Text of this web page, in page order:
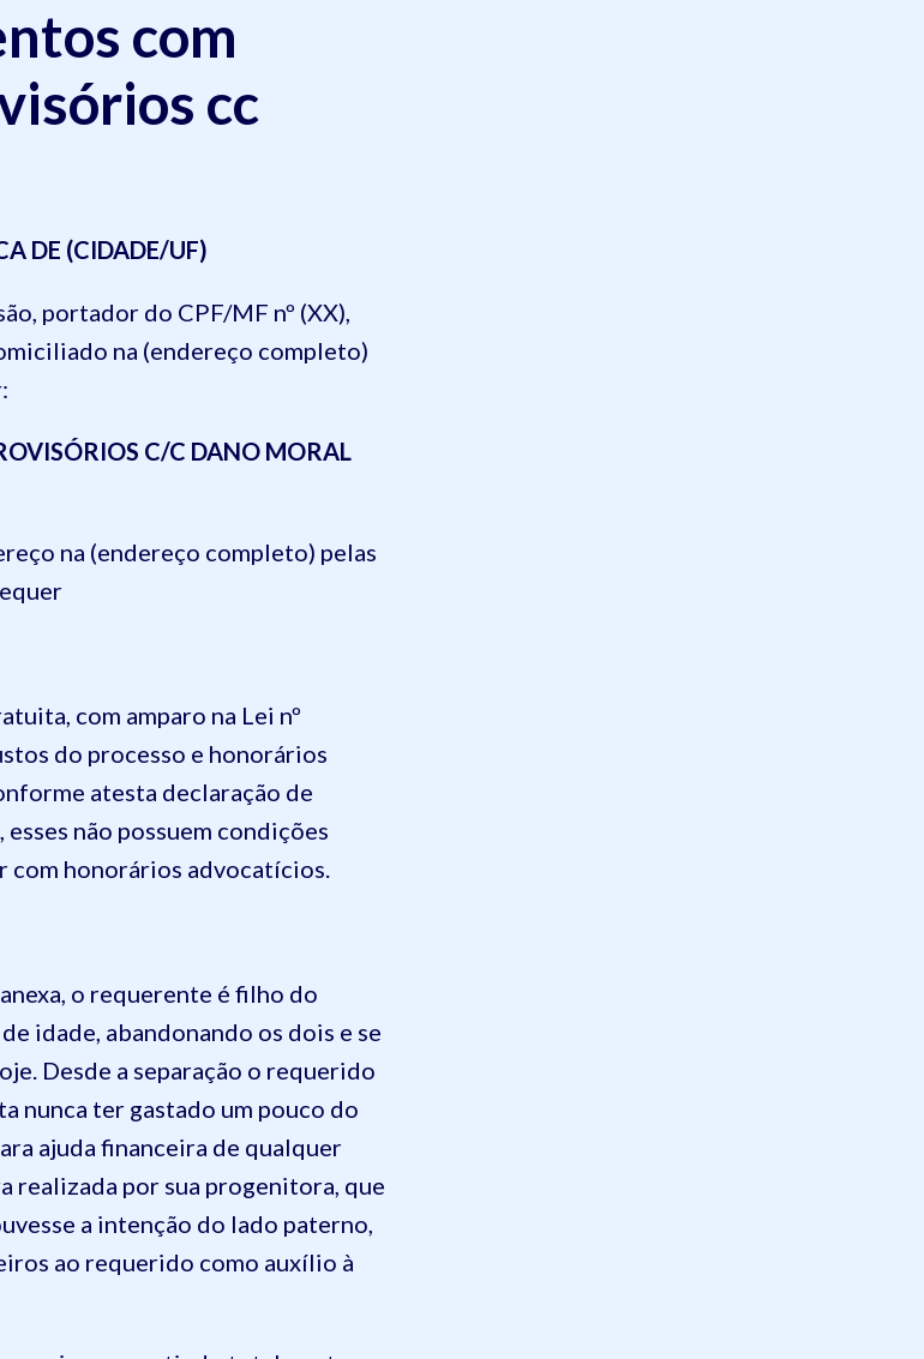
com
cc
DE (CIDADE/UF)
portador do CPF/MF nº (XX),
na (endereço completo)
C/C DANO MORAL
na (endereço completo) pelas
com amparo na Lei nº
do processo e honorários
atesta declaração de
não possuem condições
com honorários advocatícios.
o requerente é filho do
idade, abandonando os dois e se
Desde a separação o requerido
nunca ter gastado um pouco do
ajuda financeira de qualquer
realizada por sua progenitora, que
a intenção do lado paterno,
ao requerido como auxílio à